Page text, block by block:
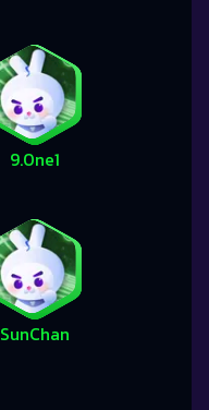
9.0ne1
SunChan